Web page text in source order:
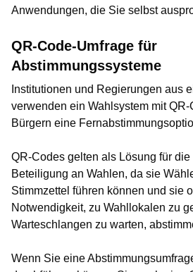
Anwendungen, die Sie selbst
QR-Code-Umfrage für
Abstimmungssysteme
Institutionen und Regierungen aus
verwenden ein Wahlsystem mit QR-
Bürgern eine
QR-Codes gelten als Lösung für
Beteiligung an Wahlen, da sie
Stimmzettel führen können und sie
Notwendigkeit, zu Wahllokalen zu
Warteschlangen zu warten,
Wenn Sie eine